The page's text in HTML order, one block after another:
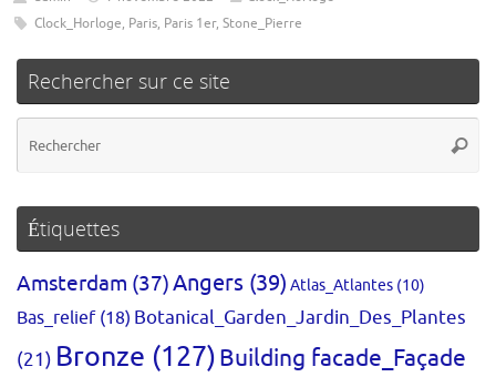
Clock_Horloge, Paris, Paris 1er, Stone_Pierre
Rechercher sur ce site
Étiquettes
Amsterdam (37)Angers (39) Atlas_Atlantes (10)
Bas_relief(18) Botanical_Garden_Jardin_Des_Plantes
(21) Bronze (127)Building facade_Façade